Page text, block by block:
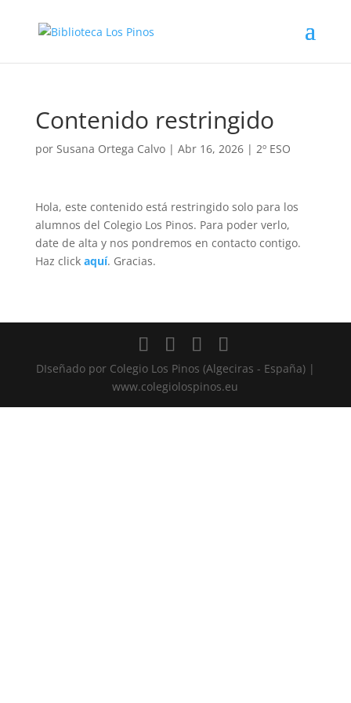
Contenido restringido
por Susana Ortega Calvo| Abr 16, 2026| 2º ESO
Hola, este contenido está restringido solo para los
alumnos del Colegio Los Pinos. Para poder verlo,
date de alta y nos pondremos en contacto contigo.
Haz click aquí. Gracias.
DIseñado por Colegio Los Pinos (Algeciras - España) |
www.colegiolospinos.eu